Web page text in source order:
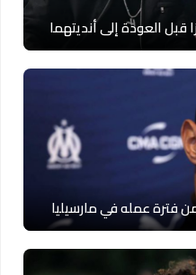
العودة إلى أنديتهما
فترة عمله في مارسيليا